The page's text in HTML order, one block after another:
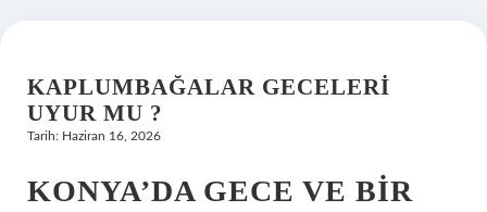
Hakkımızda
KAPLUMBAĞALAR GECELERI
UYUR MU ?
Tarih: Haziran 16, 2026
KONYA’DA GECE VE BIR